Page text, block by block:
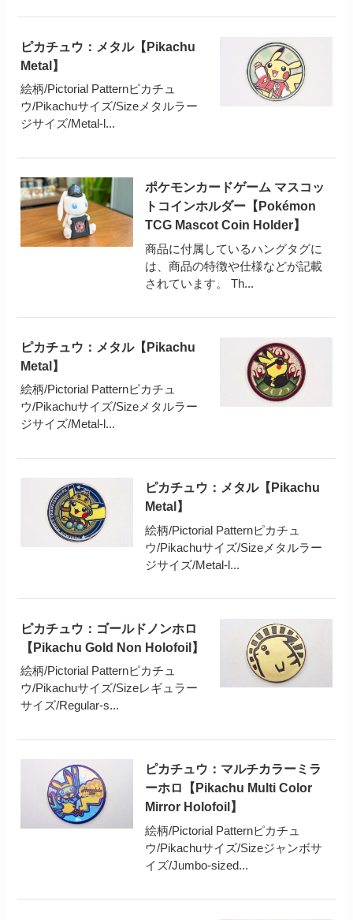
ピカチュウ：メタル【Pikachu
Metal】
絵柄/Pictorial Patternピカチュ
ウ/Pikachuサイズ/Sizeメタルラー
ジサイズ/Metal-l...
ポケモンカードゲーム マスコッ
トコインホルダー【Pokémon
TCG Mascot Coin Holder】
商品に付属しているハングタグに
は、商品の特徴や仕様などが記載
されています。 Th...
ピカチュウ：メタル【Pikachu
Metal】
絵柄/Pictorial Patternピカチュ
ウ/Pikachuサイズ/Sizeメタルラー
ジサイズ/Metal-l...
ピカチュウ：メタル【Pikachu
Metal】
絵柄/Pictorial Patternピカチュ
ウ/Pikachuサイズ/Sizeメタルラー
ジサイズ/Metal-l...
ピカチュウ：ゴールドノンホロ
【Pikachu Gold Non Holofoil】
絵柄/Pictorial Patternピカチュ
ウ/Pikachuサイズ/Sizeレギュラー
サイズ/Regular-s...
ピカチュウ：マルチカラーミラ
ーホロ【Pikachu Multi Color
Mirror Holofoil】
絵柄/Pictorial Patternピカチュ
ウ/Pikachuサイズ/Sizeジャンボサ
イズ/Jumbo-sized...